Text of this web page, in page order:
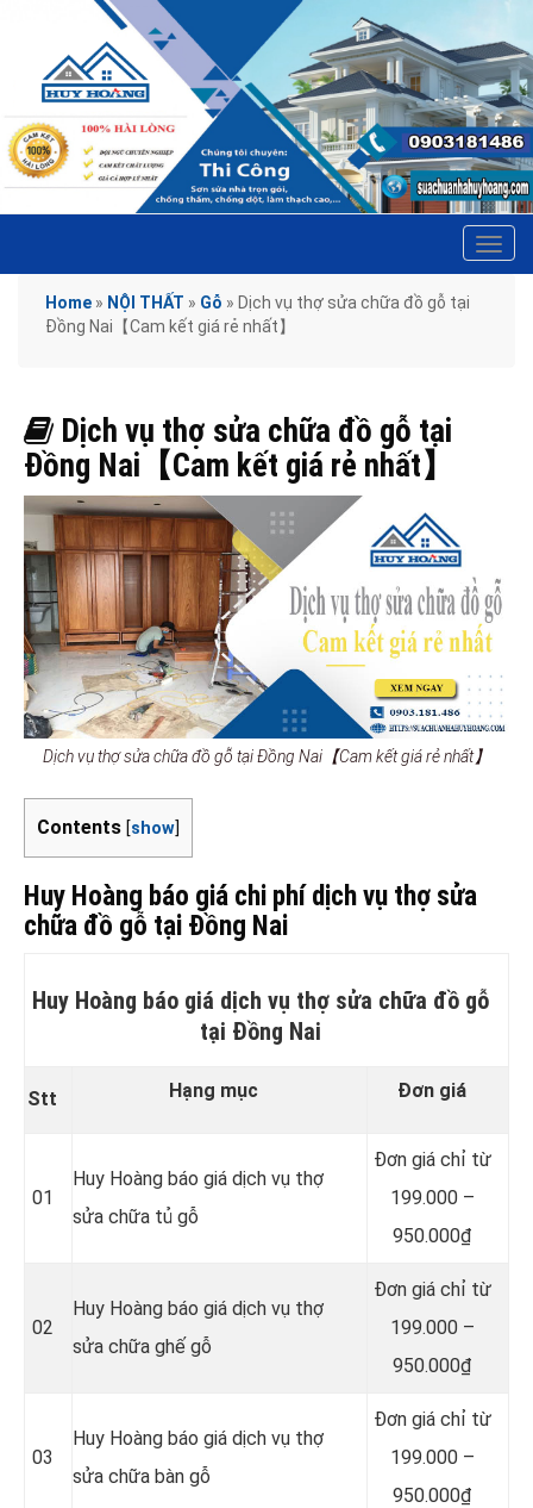
Home » NỘI THẤT » Gỗ » Dịch vụ thợ sửa chữa đồ gỗ tại
Đồng Nai【Cam kết giá rẻ nhất】
Dịch vụ thợ sửa chữa đồ gỗ tại
Đồng Nai【Cam kết giá rẻ nhất】
Dịch vụ thợ sửa chữa đồ gỗ tại Đồng Nai【Cam kết giá rẻ nhất】
Contents [show]
Huy Hoàng báo giá chi phí dịch vụ thợ sửa
chữa đồ gỗ tại Đồng Nai
Huy Hoàng báo giá dịch vụ thợ sửa chữa đồ gỗ
tại Đồng Nai
Stt Hạng mục Đơn giá
01
Huy Hoàng báo giá dịch vụ thợ
sửa chữa tủ gỗ
Đơn giá chỉ từ
199.000 –
950.000₫
02
Huy Hoàng báo giá dịch vụ thợ
sửa chữa ghế gỗ
Đơn giá chỉ từ
199.000 –
950.000₫
03
Huy Hoàng báo giá dịch vụ thợ
sửa chữa bàn gỗ
Đơn giá chỉ từ
199.000 –
950.000₫